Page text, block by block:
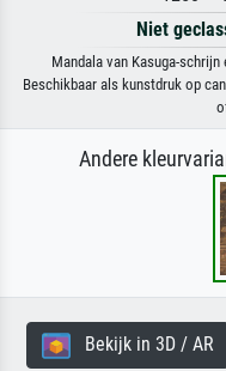
Niet
Mandala van Kasuga-schrijn
Beschikbaar als kunstdruk op
Andere
Bekijk in 3D / AR